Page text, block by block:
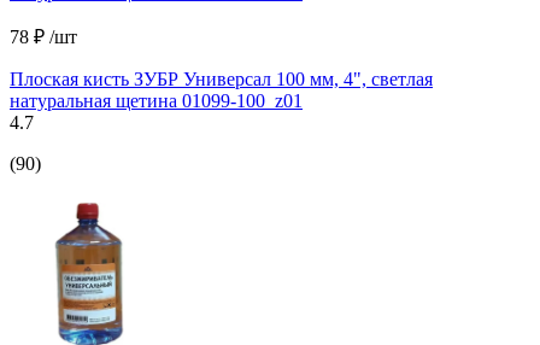
78 ₽ /шт
Плоская кисть ЗУБР Универсал 100 мм, 4", светлая
натуральная щетина 01099-100_z01
4.7
(90)